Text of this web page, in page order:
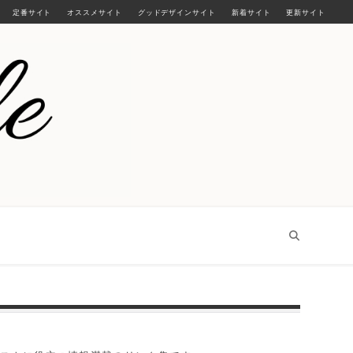
更新サイト
新着サイト
グッドデザインサイト
オススメサイト
定番サイト